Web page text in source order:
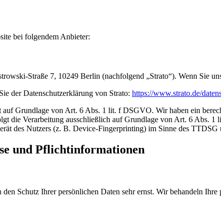
bei folgendem Anbieter:
Straße 7, 10249 Berlin (nachfolgend „Strato“). Wenn Sie
der Datenschutzerklärung von Strato: https://www.strato.de/
Grundlage von Art. 6 Abs. 1 lit. f DSGVO. Wir haben ein
die Verarbeitung ausschließlich auf Grundlage von Art. 6 Abs.
des Nutzers (z. B. Device-Fingerprinting) im Sinne des
und Pflicht­informationen
Schutz Ihrer persönlichen Daten sehr ernst. Wir behandeln